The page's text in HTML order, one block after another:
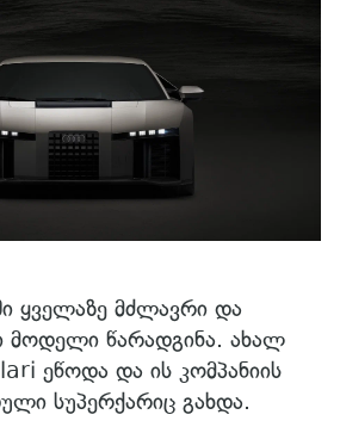
ყველაზე მძლავრი და
მოდელი წარადგინა. ახალ
ეწოდა და ის კომპანიის
სუპერქარიც გახდა.